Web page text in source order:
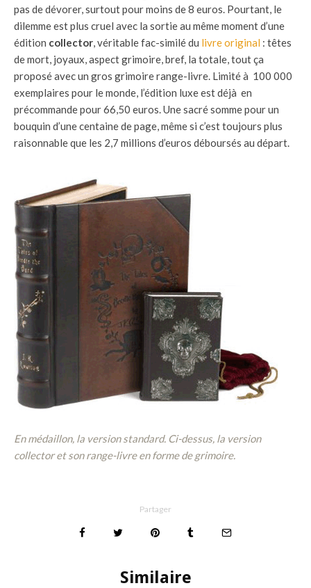
pas de dévorer, surtout pour moins de 8 euros. Pourtant, le
dilemme est plus cruel avec la sortie au même moment d’une
édition collector, véritable fac-similé du livre original : têtes
de mort, joyaux, aspect grimoire, bref, la totale, tout ça
proposé avec un gros grimoire range-livre. Limité à 100 000
exemplaires pour le monde, l’édition luxe est déjà en
précommande pour 66,50 euros. Une sacré somme pour un
bouquin d’une centaine de page, même si c’est toujours plus
raisonnable que les 2,7 millions d’euros déboursés au départ.
En médaillon, la version standard. Ci-dessus, la version
collector et son range-livre en forme de grimoire.
Partager
Similaire